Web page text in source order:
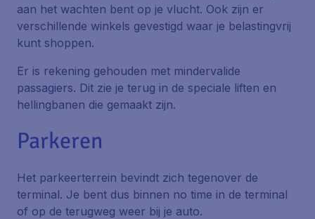
aan het wachten bent op je vlucht. Ook zijn er
verschillende winkels gevestigd waar je belastingvrij
kunt shoppen.
Er is rekening gehouden met mindervalide
passagiers. Dit zie je terug in de speciale liften en
hellingbanen die gemaakt zijn.
Parkeren
Het parkeerterrein bevindt zich tegenover de
terminal. Je bent dus binnen no time in de terminal
of op de terugweg weer bij je auto.